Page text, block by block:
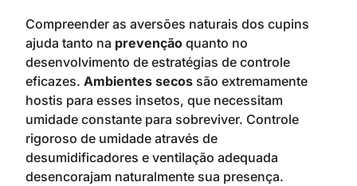
Compreender as aversões naturais dos cupins
ajuda tanto na prevenção quanto no
desenvolvimento de estratégias de controle
eficazes. Ambientes secos são extremamente
hostis para esses insetos, que necessitam
umidade constante para sobreviver. Controle
rigoroso de umidade através de
desumidificadores e ventilação adequada
desencorajam naturalmente sua presença.